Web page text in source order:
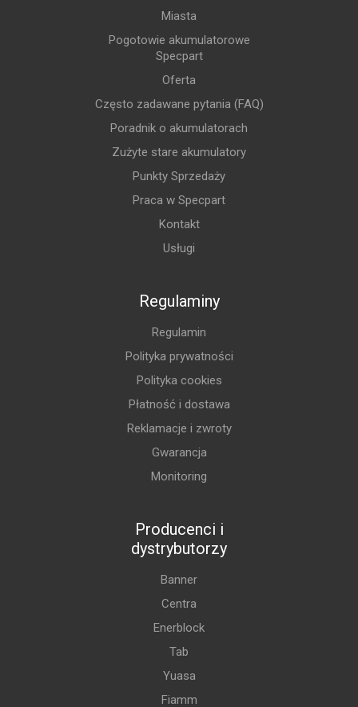
Miasta
Pogotowie akumulatorowe
Specpart
Oferta
Często zadawane pytania (FAQ)
Poradnik o akumulatorach
Zużyte stare akumulatory
Punkty Sprzedaży
Praca w Specpart
Kontakt
Usługi
Regulaminy
Regulamin
Polityka prywatności
Polityka cookies
Płatność i dostawa
Reklamacje i zwroty
Gwarancja
Monitoring
Producenci i
dystrybutorzy
Banner
Centra
Enerblock
Tab
Yuasa
Fiamm